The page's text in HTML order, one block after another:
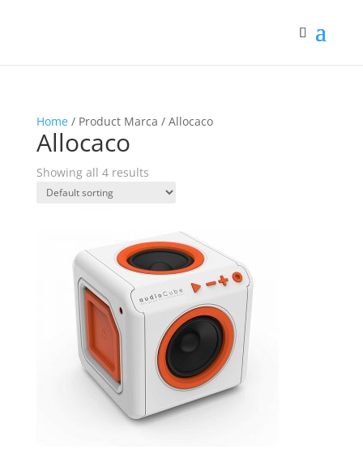
Home/ Product Marca / Allocaco
Allocaco
Showing all 4 results